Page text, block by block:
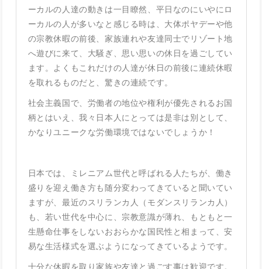
ーカルの人達の動きは一目瞭然、平日なのにいやにロ
ーカルの人が多いなと感じる時は、大体ポヤデーや他
の宗教休暇の前後、家族連れや友達同士でリゾート地
へ遊びに来て、大騒ぎ、思い思いの休日を過ごしてい
ます。よくもこれだけの人達が休日の前後に連続休暇
を取れるものだと、驚きの連続です。
社会主義国で、労働者の地位や権利が優先されるお国
柄とはいえ、我々日本人にとっては是非は別として、
かなりユニークな労働環境ではないでしょうか！
日本では、ミレニアム世代と呼ばれる人たちが、働き
盛りを迎え働き方も随分変わってきていると聞いてい
ますが、最近のスリランカ人（モダンスリランカ人）
も、若い世代を中心に、宗教意識が薄れ、もともと一
生懸命仕事をしないおおらかな国民性と相まって、安
易な生活様式を選ぶようになってきているようです。
十分な休暇を取り家族や友達と過ごす事は歓迎です。